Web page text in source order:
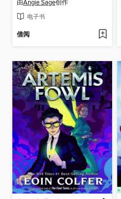
由Angie Sage创作
电子书
借阅